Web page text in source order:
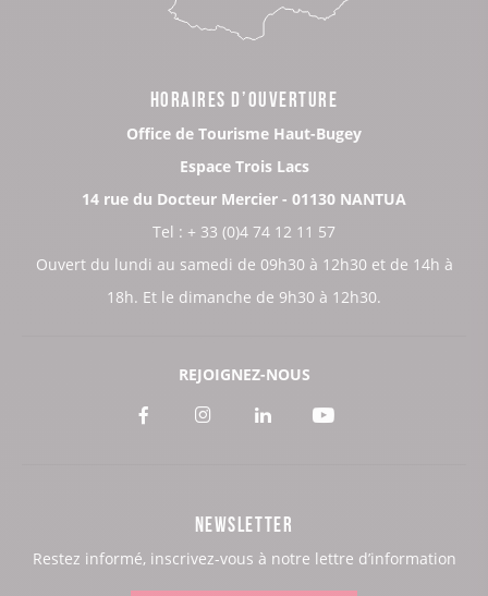
HORAIRES D’OUVERTURE
Office de Tourisme Haut-Bugey
Espace Trois Lacs
14 rue du Docteur Mercier - 01130 NANTUA
Tel : + 33 (0)4 74 12 11 57
Ouvert du lundi au samedi de 09h30 à 12h30 et de 14h à
18h. Et le dimanche de 9h30 à 12h30.
REJOIGNEZ-NOUS
Voir
Facebook
Voir
Instagram
Voir
LinkedIn
Voir
Youtube
NEWSLETTER
Restez informé, inscrivez-vous à notre lettre d’information